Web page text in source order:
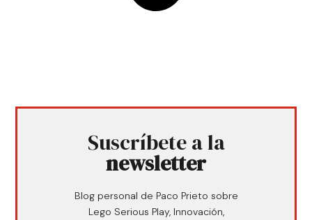
Suscríbete a la
newsletter
Blog personal de Paco Prieto sobre
Lego Serious Play, Innovación,